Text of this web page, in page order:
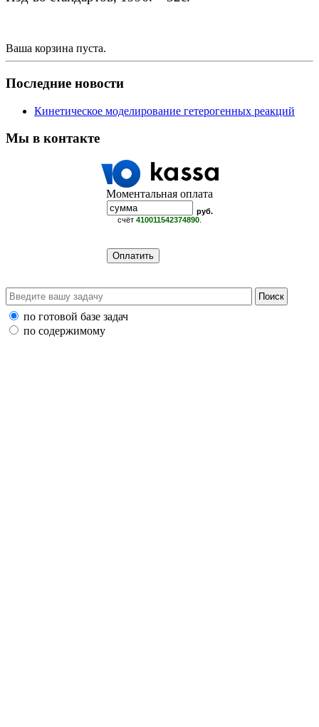
Ваша корзина пуста.
Последние новости
Кинетическое моделирование гетерогенных реакций
Мы в контакте
Моментальная оплата
руб.
счёт 410011542374890
по готовой базе задач
по содержимому